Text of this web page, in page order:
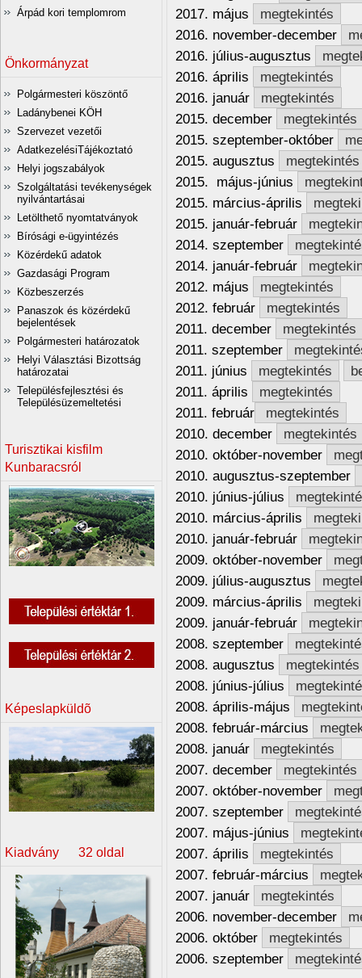
Árpád kori templomrom
Önkormányzat
Polgármesteri köszöntő
Ladánybenei KÖH
Szervezet vezetői
AdatkezelésiTájékoztató
Helyi jogszabályok
Szolgáltatási tevékenységek
nyilvántartásai
Letölthető nyomtatványok
Bírósági e-ügyintézés
Közérdekű adatok
Gazdasági Program
Közbeszerzés
Panaszok és közérdekű
bejelentések
Polgármesteri határozatok
Helyi Választási Bizottság
határozatai
Településfejlesztési és
Településüzemeltetési
Turisztikai kisfilm
Kunbaracsról
Képeslapküldõ
Kiadvány 32 oldal
2017. május
megtekintés
2016. november-december
2016. július-augusztus
2016. április
megtekintés
2016. január
megtekintés
2015. december
megtekintés
2015. szeptember-október
2015. augusztus
megtekintés
2015. május-június
2015. március-április
2015. január-február
2014. szeptember
2014. január-február
2012. május
megtekintés
2012. február
megtekintés
2011. december
megtekintés
2011. szeptember
2011. június
megtekintés
2011. április
megtekintés
2011. február
megtekintés
2010. december
megtekintés
2010. október-november
2010. augusztus-szeptember
2010. június-július
2010. március-április
2010. január-február
2009. október-november
2009. július-augusztus
2009. március-április
2009. január-február
2008. szeptember
2008. augusztus
megtekintés
2008. június-július
2008. április-május
2008. február-március
2008. január
megtekintés
2007. december
megtekintés
2007. október-november
2007. szeptember
2007. május-június
2007. április
megtekintés
2007. február-március
2007. január
megtekintés
2006. november-december
2006. október
megtekintés
2006. szeptember